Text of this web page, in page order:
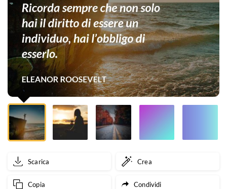
diritto
di
essere
un
individuo,
hai
l’obbligo
di
Scarica Crea
Copia Condividi